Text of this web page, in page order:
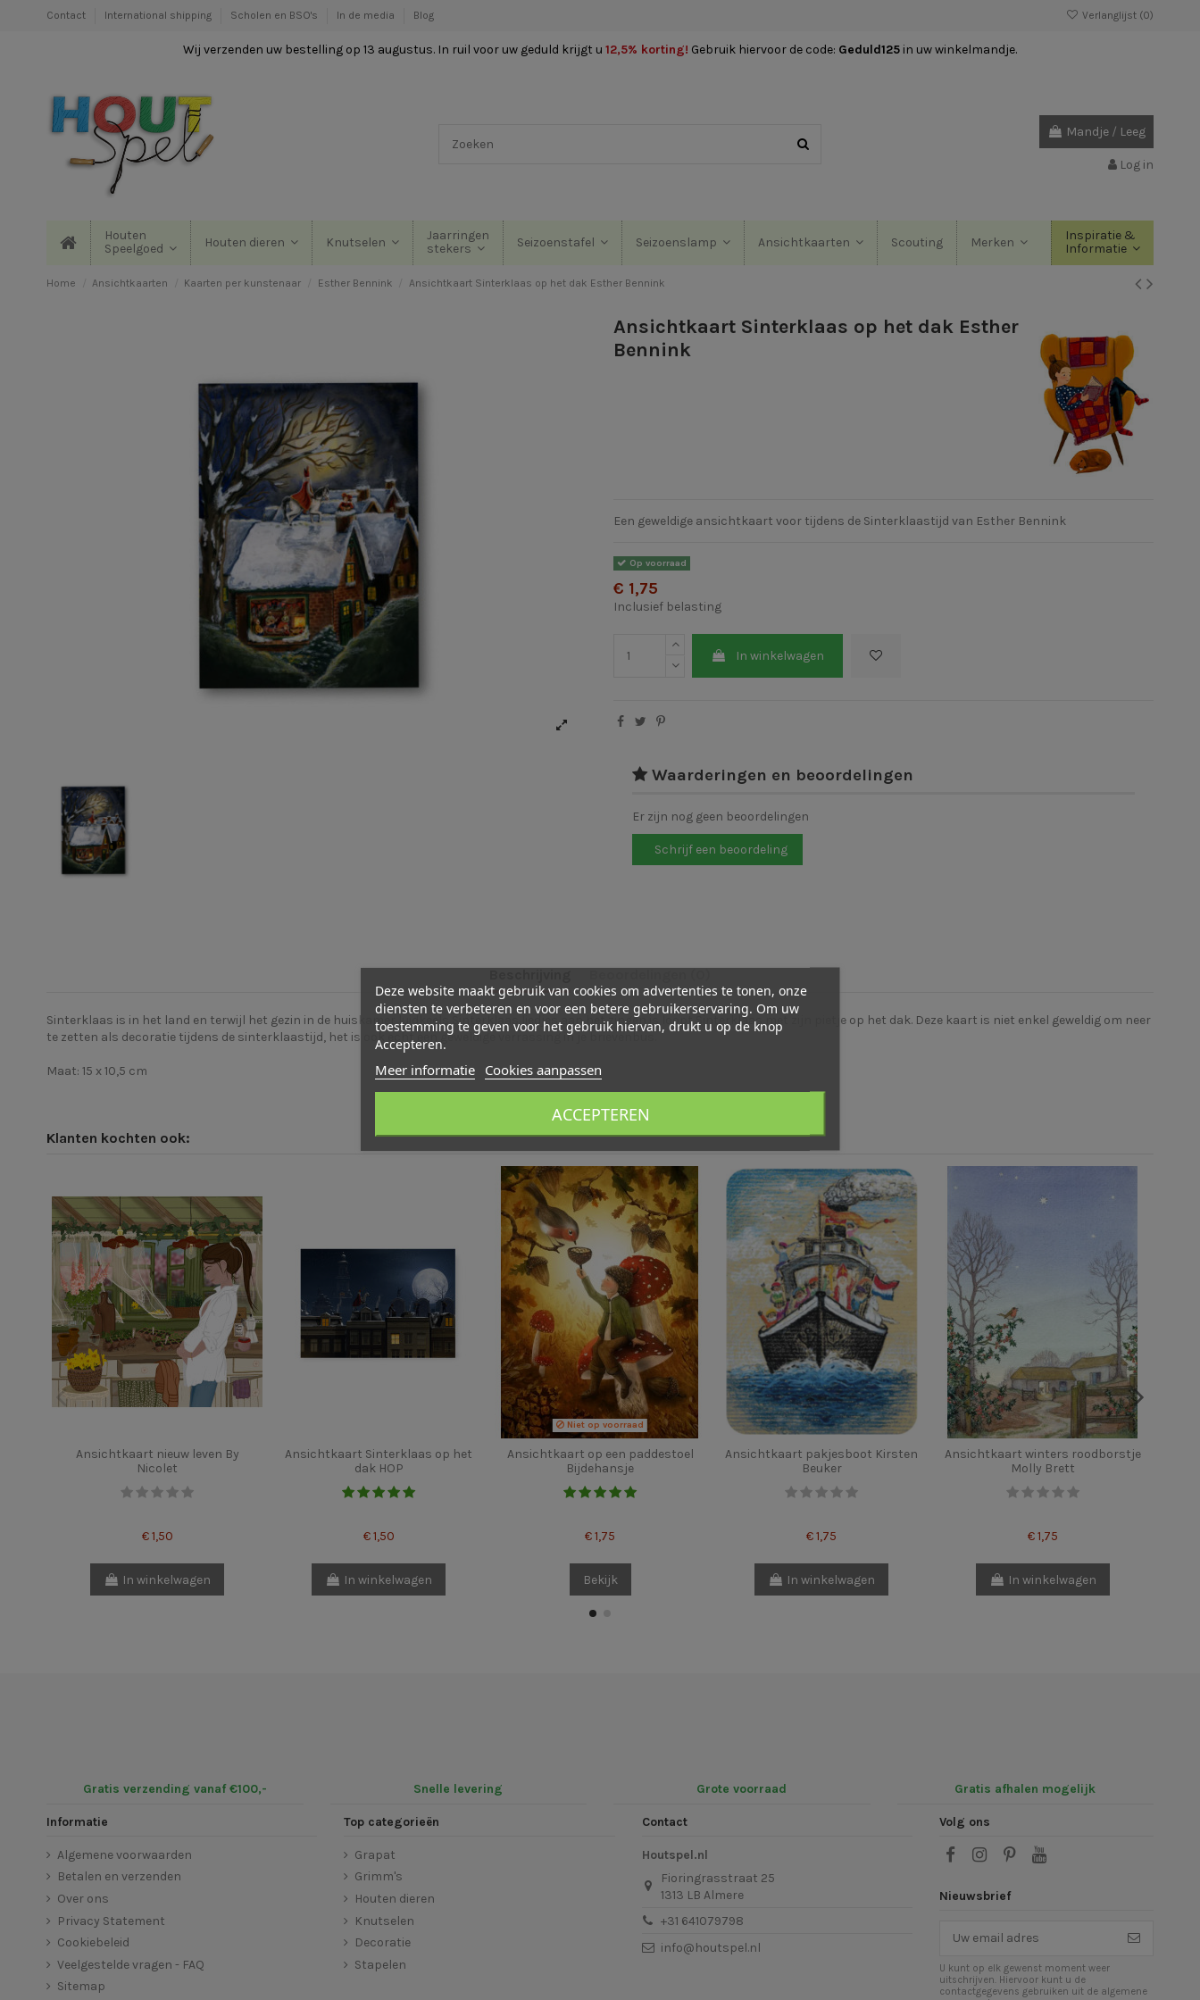
Contact International shipping Scholen en BSO's In de media Blog Verlanglijst (0)
Wij verzenden uw bestelling op 13 augustus. In ruil voor uw geduld krijgt u 12,5% korting! Gebruik hiervoor de code: Geduld125 in uw winkelmandje.
Mandje / Leeg
Log in
Houten
Speelgoed
Houten dieren Knutselen
Jaarringen
stekers
Seizoenstafel Seizoenslamp Ansichtkaarten Scouting Merken
Inspiratie &
Informatie
Home Ansichtkaarten Kaarten per kunstenaar Esther Bennink Ansichtkaart Sinterklaas op het dak Esther Bennink
Ansichtkaart Sinterklaas op het dak Esther
Bennink
Een geweldige ansichtkaart voor tijdens de Sinterklaastijd van Esther Bennink
Op voorraad
€ 1,75
Inclusief belasting
In winkelwagen
Waarderingen en beoordelingen
Er zijn nog geen beoordelingen
Schrijf een beoordeling
Sinterklaas is in het land en terwijl het gezin in de huiskamer luidkeels Sinterklaas liedjes aan het zingen is loopt Sinterklaas met zijn pietje op het dak. Deze kaart is niet enkel geweldig om neer
te zetten als decoratie tijdens de sinterklaastijd, het is ook echt een geweldige verrassing in je brievenbus.
Maat: 15 x 10,5 cm
Klanten kochten ook:
Ansichtkaart nieuw leven By
Nicolet
€ 1,50
In winkelwagen
Ansichtkaart Sinterklaas op het
dak HOP
€ 1,50
In winkelwagen
Niet op voorraad
Ansichtkaart op een paddestoel
Bijdehansje
€ 1,75
Bekijk
Ansichtkaart pakjesboot Kirsten
Beuker
€ 1,75
In winkelwagen
Ansichtkaart winters roodborstje
Molly Brett
€ 1,75
In winkelwagen
Gratis verzending vanaf €100,- Snelle levering Grote voorraad Gratis afhalen mogelijk
Informatie
Algemene voorwaarden
Betalen en verzenden
Over ons
Privacy Statement
Cookiebeleid
Veelgestelde vragen - FAQ
Sitemap
Top categorieën
Grapat
Grimm's
Houten dieren
Knutselen
Decoratie
Stapelen
Contact
Houtspel.nl
Fioringrasstraat 25
1313 LB Almere
+31 641079798
info@houtspel.nl
Deze website maakt gebruik van cookies om advertenties te tonen, onze
diensten te verbeteren en voor een betere gebruikerservaring. Om uw
toestemming te geven voor het gebruik hiervan, drukt u op de knop
Accepteren.
Meer informatie Cookies aanpassen
ACCEPTEREN
Volg ons
Nieuwsbrief
U kunt op elk gewenst moment weer
uitschrijven. Hiervoor kunt u de
contactgegevens gebruiken uit de algemene